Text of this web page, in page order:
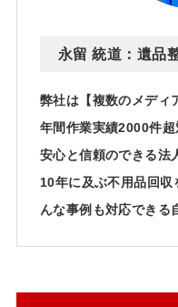
永留 統道：遺品
弊社は【複数のメディ
年間作業実績2000件超
安心と信頼のできる法
10年に及ぶ不用品回収
んな事例も対応できる